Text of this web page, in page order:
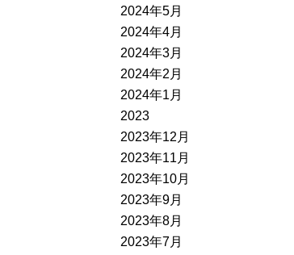
2024年5月
2024年4月
2024年3月
2024年2月
2024年1月
2023
2023年12月
2023年11月
2023年10月
2023年9月
2023年8月
2023年7月